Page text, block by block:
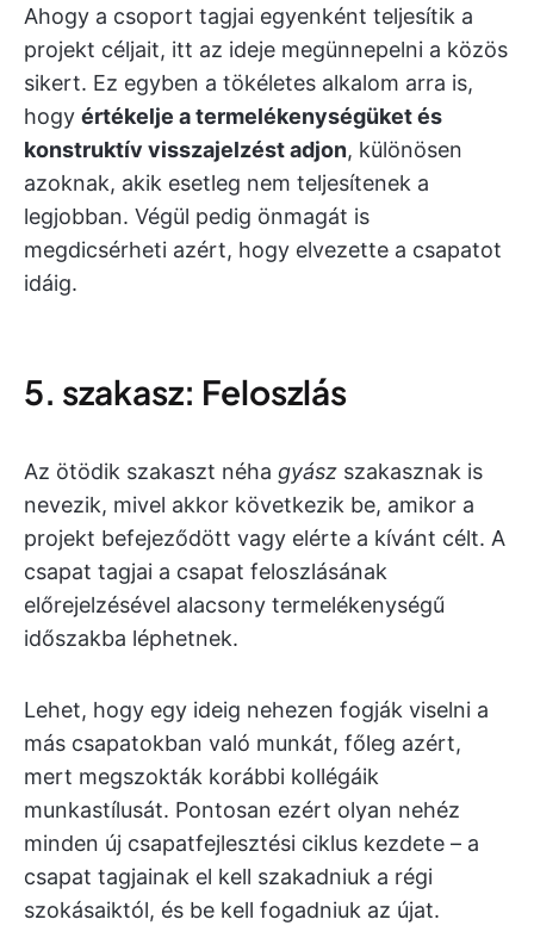
Ahogy a csoport tagjai egyenként teljesítik a
projekt céljait, itt az ideje megünnepelni a közös
sikert. Ez egyben a tökéletes alkalom arra is,
hogy értékelje a termelékenységüket és
konstruktív visszajelzést adjon, különösen
azoknak, akik esetleg nem teljesítenek a
legjobban. Végül pedig önmagát is
megdicsérheti azért, hogy elvezette a csapatot
idáig.
5. szakasz: Feloszlás
Az ötödik szakaszt néha gyász szakasznak is
nevezik, mivel akkor következik be, amikor a
projekt befejeződött vagy elérte a kívánt célt. A
csapat tagjai a csapat feloszlásának
előrejelzésével alacsony termelékenységű
időszakba léphetnek.
Lehet, hogy egy ideig nehezen fogják viselni a
más csapatokban való munkát, főleg azért,
mert megszokták korábbi kollégáik
munkastílusát. Pontosan ezért olyan nehéz
minden új csapatfejlesztési ciklus kezdete – a
csapat tagjainak el kell szakadniuk a régi
szokásaiktól, és be kell fogadniuk az újat.